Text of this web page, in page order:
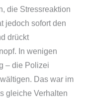
die Stressreaktion
jedoch sofort den
drückt
In wenigen
– die Polizei
Das war im
gleiche Verhalten